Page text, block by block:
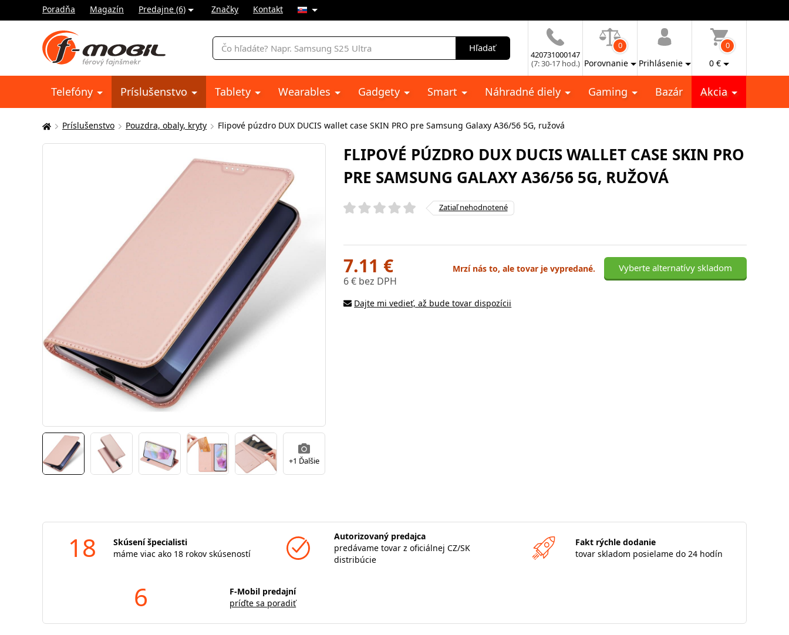
Poradňa Magazín Predajne (6) Značky Kontakt
Vyhľadávanie
Hľadať
420731000147
(7: 30-17 hod.)
0
Porovnanie Prihlásenie
0
0 €
Telefóny Príslušenstvo Tablety Wearables Gadgety Smart Náhradné diely Gaming Bazár Akcia
Tu
sa
Príslušenstvo Pouzdra, obaly, kryty Flipové púzdro DUX DUCIS wallet case SKIN PRO pre Samsung Galaxy A36/56 5G, ružová
+1 Ďalšie
FLIPOVÉ PÚZDRO DUX DUCIS WALLET CASE SKIN PRO
PRE SAMSUNG GALAXY A36/56 5G, RUŽOVÁ
Zatiaľ nehodnotené
7.11 €
6 € bez DPH
Mrzí nás to, ale tovar je vypredané. Vyberte alternatívy skladom
Dajte mi vedieť, až bude tovar dispozícii
18
Skúsení špecialisti
máme viac ako 18 rokov skúseností
Autorizovaný predajca
predávame tovar z oficiálnej CZ/SK
distribúcie
Fakt rýchle dodanie
tovar skladom posielame do 24 hodín
6
F-Mobil predajní
príďte sa poradiť